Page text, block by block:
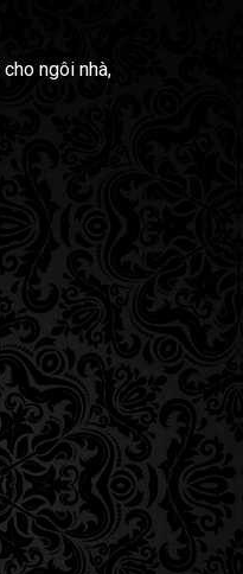
ngôi nhà,